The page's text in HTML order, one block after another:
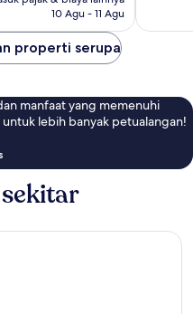
10 Agu - 11 Agu
properti serupa
manfaat yang memenuhi
lebih banyak petualangan!